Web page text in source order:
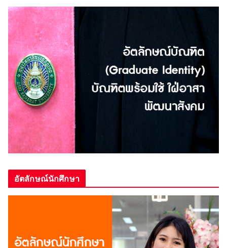
อัตลักษณ์นักศึกษา